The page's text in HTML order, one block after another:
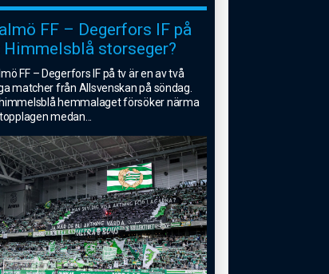
FF – Degerfors IF på
Himmelsblå storseger?
FF – Degerfors IF på tv är en av två
matcher från Allsvenskan på söndag.
hemmalaget försöker närma
medan